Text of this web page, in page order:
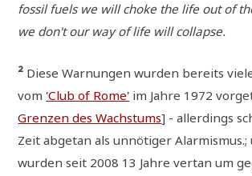
fos­sil fuels we will cho­ke the life out of
we don't our way of life will collapse.
² Die­se War­nun­gen wur­den bereits
vom 'Club of Rome' im Jah­re 1972
Gren­zen des Wachs­tums] - aller­dings
Zeit abge­tan als unnö­ti­ger
wur­den seit 2008 13 Jah­re ver­tan um